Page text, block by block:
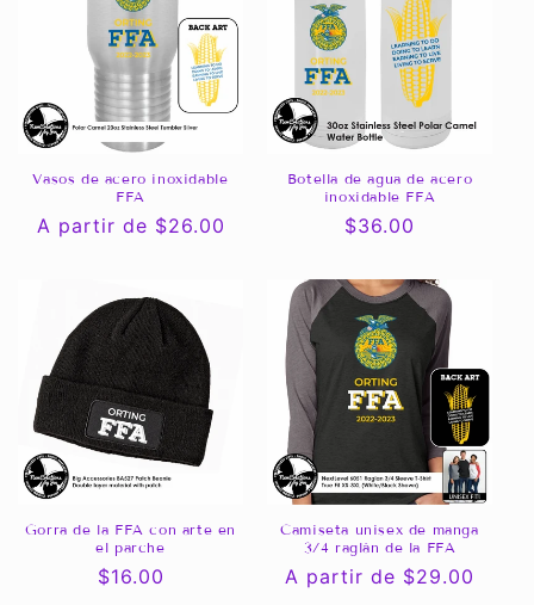
ó
nVasos de acero inoxidable
FFA
Precio
A partir de $26.00
Botella de agua de acero
inoxidable FFA
Precio
$36.00
Gorra de la FFA con arte en
el parche
Precio
$16.00
Camiseta unisex de manga
3/4 raglán de la FFA
Precio
A partir de $29.00